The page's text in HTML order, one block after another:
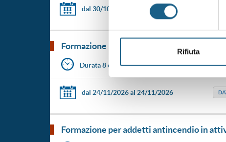
Rifiuta
dal 30/10/2026 al 30/10/2026
formazione per addetti antincendio in
Durata 8 ore
dal 24/11/2026al 24/11/2026
formazione per addetti antincendio in